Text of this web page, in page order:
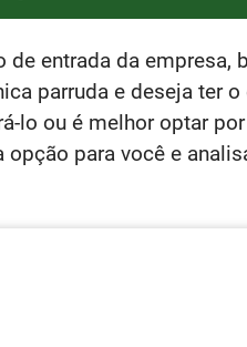
entrada da empresa,
parruda e deseja ter
lo ou é melhor optar
para você e